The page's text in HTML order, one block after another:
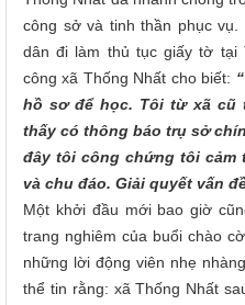
công sở và tinh thần phục vụ.
dân đi làm thủ tục giấy tờ tại
công xã Thống Nhất cho biết:
hồ sơ để học. Tôi từ xã cũ
thấy có thông báo trụ sở
đây tôi công chứng tôi cảm
và chu đáo. Giải quyết vấn
Một khởi đầu mới bao giờ
trang nghiêm của buổi chào
những lời động viên nhẹ
thể tin rằng: xãThống Nhất